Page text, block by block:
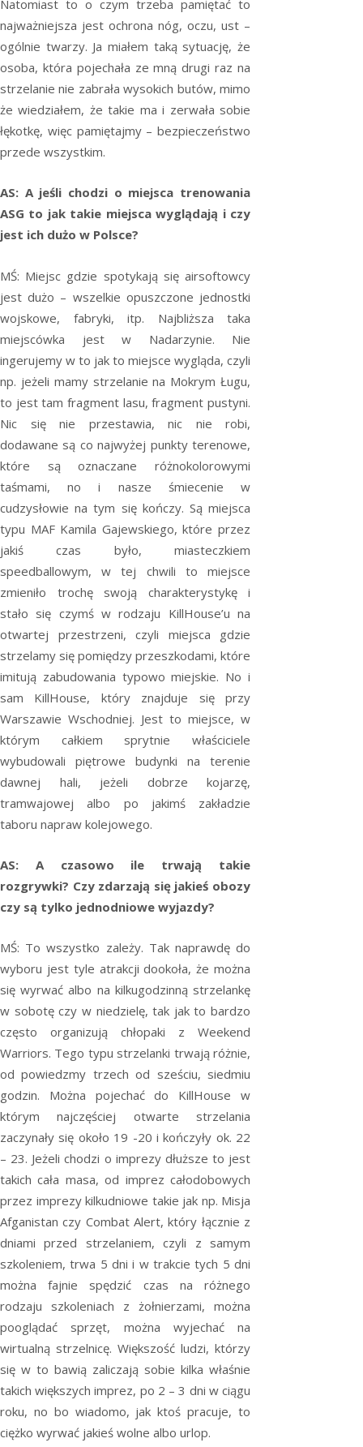
Natomiast to o czym trzeba pamiętać to
najważniejsza jest ochrona nóg, oczu, ust –
ogólnie twarzy. Ja miałem taką sytuację, że
osoba, która pojechała ze mną drugi raz na
strzelanie nie zabrała wysokich butów, mimo
że wiedziałem, że takie ma i zerwała sobie
łękotkę, więc pamiętajmy – bezpieczeństwo
przede wszystkim.
AS: A jeśli chodzi o miejsca trenowania
ASG to jak takie miejsca wyglądają i czy
jest ich dużo w Polsce?
MŚ: Miejsc gdzie spotykają się airsoftowcy
jest dużo – wszelkie opuszczone jednostki
wojskowe, fabryki, itp. Najbliższa taka
miejscówka jest w Nadarzynie. Nie
ingerujemy w to jak to miejsce wygląda, czyli
np. jeżeli mamy strzelanie na Mokrym Ługu,
to jest tam fragment lasu, fragment pustyni.
Nic się nie przestawia, nic nie robi,
dodawane są co najwyżej punkty terenowe,
które są oznaczane różnokolorowymi
taśmami, no i nasze śmiecenie w
cudzysłowie na tym się kończy. Są miejsca
typu MAF Kamila Gajewskiego, które przez
jakiś czas było, miasteczkiem
speedballowym, w tej chwili to miejsce
zmieniło trochę swoją charakterystykę i
stało się czymś w rodzaju KillHouse’u na
otwartej przestrzeni, czyli miejsca gdzie
strzelamy się pomiędzy przeszkodami, które
imitują zabudowania typowo miejskie. No i
sam KillHouse, który znajduje się przy
Warszawie Wschodniej. Jest to miejsce, w
którym całkiem sprytnie właściciele
wybudowali piętrowe budynki na terenie
dawnej hali, jeżeli dobrze kojarzę,
tramwajowej albo po jakimś zakładzie
taboru napraw kolejowego.
AS: A czasowo ile trwają takie
rozgrywki? Czy zdarzają się jakieś obozy
czy są tylko jednodniowe wyjazdy?
MŚ: To wszystko zależy. Tak naprawdę do
wyboru jest tyle atrakcji dookoła, że można
się wyrwać albo na kilkugodzinną strzelankę
w sobotę czy w niedzielę, tak jak to bardzo
często organizują chłopaki z Weekend
Warriors. Tego typu strzelanki trwają różnie,
od powiedzmy trzech od sześciu, siedmiu
godzin. Można pojechać do KillHouse w
którym najczęściej otwarte strzelania
zaczynały się około 19 -20 i kończyły ok. 22
– 23. Jeżeli chodzi o imprezy dłuższe to jest
takich cała masa, od imprez całodobowych
przez imprezy kilkudniowe takie jak np. Misja
Afganistan czy Combat Alert, który łącznie z
dniami przed strzelaniem, czyli z samym
szkoleniem, trwa 5 dni i w trakcie tych 5 dni
można fajnie spędzić czas na różnego
rodzaju szkoleniach z żołnierzami, można
pooglądać sprzęt, można wyjechać na
wirtualną strzelnicę. Większość ludzi, którzy
się w to bawią zaliczają sobie kilka właśnie
takich większych imprez, po 2 – 3 dni w ciągu
roku, no bo wiadomo, jak ktoś pracuje, to
ciężko wyrwać jakieś wolne albo urlop.